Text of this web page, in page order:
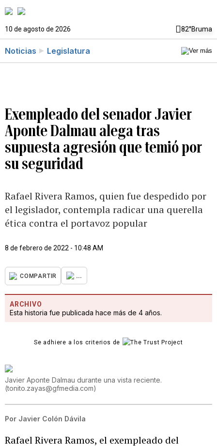
10 de agosto de 2026 82°Bruma
Noticias Legislatura
Exempleado del senador Javier
Aponte Dalmau alega tras
supuesta agresión que temió por
su seguridad
Rafael Rivera Ramos, quien fue despedido por
el legislador, contempla radicar una querella
ética contra el portavoz popular
8 de febrero de 2022 - 10:48 AM
COMPARTIR ...
ARCHIVO
Esta historia fue publicada hace más de 4 años.
Se adhiere a los criterios de
Javier Aponte Dalmau durante una vista reciente.
(tonito.zayas@gfmedia.com)
Por Javier Colón Dávila
Rafael Rivera Ramos, el exempleado del